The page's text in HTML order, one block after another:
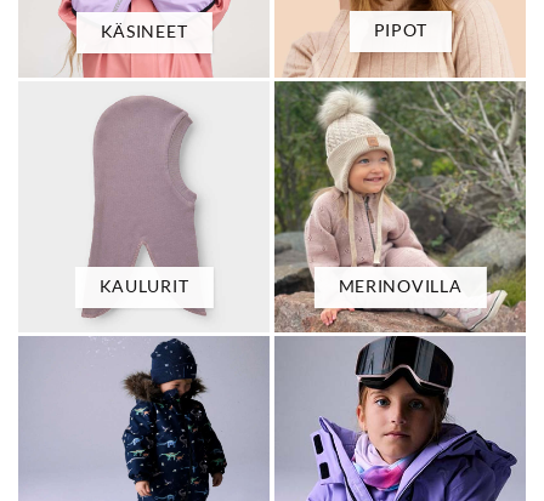
KÄSINEET PIPOT
KAULURIT MERINOVILLA